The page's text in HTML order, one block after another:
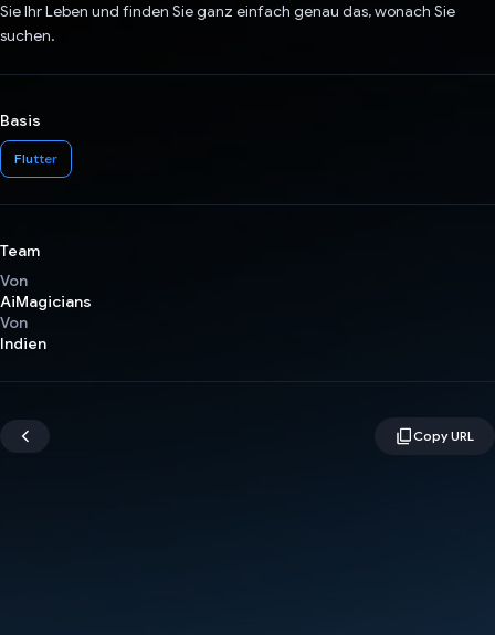
Sie Ihr Leben und finden Sie ganz einfach genau das, wonach Sie
suchen.
Basis
Flutter
Team
Von
AiMagicians
Von
Indien